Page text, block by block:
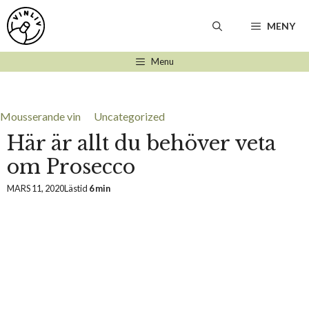
Hoppa
till
innehåll
MENY
Menu
Mousserande vin Uncategorized
Här är allt du behöver veta
om Prosecco
MARS 11, 2020Lästid 6 min